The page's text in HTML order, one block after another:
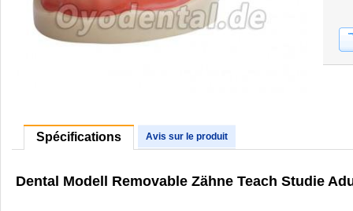
Spécifications Avis sur le produit
Dental Modell Removable Zähne Teach Studie